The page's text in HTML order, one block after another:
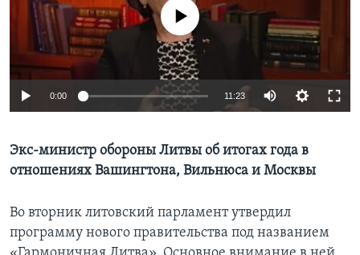
Learning English
СОЦИАЛЬНЫЕ СЕТИ
Языки
No media source currently available
0:00 11:23
Экс-министр обороны Литвы об итогах года в
отношениях Вашингтона, Вильнюса и Москвы
Во вторник литовский парламент утвердил
программу нового правительства под названием